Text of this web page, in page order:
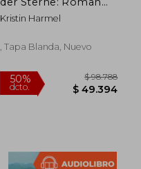
50%
dcto. $
(en Alemán)
Kristin Harmel
, Tapa Blanda, Nuevo